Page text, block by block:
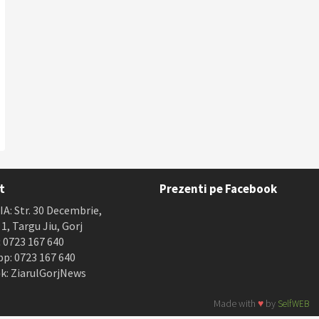
Str. 30 Decembrie,
Targu Jiu, Gorj
167 640
0723 167 640
ZiarulGorjNews
Prezenti pe Facebook
Made with ♥ by SelfWEB